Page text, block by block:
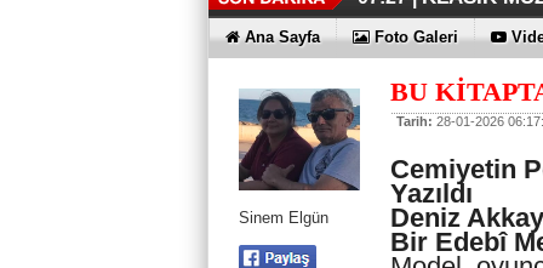
07:17 |
07:12 |ERKEN
06:33 |KAYIP
06:28 |EN İYİLER
06:23 |KOÇ GİBİ
06:17 |DÖRT
06:13 |
Ana Sayfa Foto Galeri
Sinem Elgün
BU
Tarih: 28-01-2026
Cemiyetin
Yazıldı
Deniz
Bir Edebî